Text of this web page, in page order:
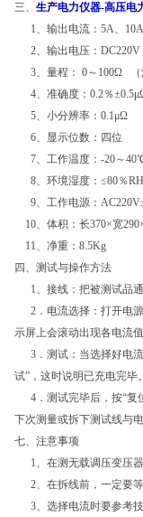
三、 生产电力仪器-高压电
1、输出电流：5A、
2、输出电压：DC220V
3、量程： 0～100Ω （
4、准确度：0.2％
5、小分辨率：0.1μΩ
6、显示位数：四位
7、工作温度：-20～
8、环境湿度：≤80％
9、工作电源：
10、体积：长370×宽
11、净重：8.5Kg
四、测试与操作方法
1、接线：把被测试品通
2．电流选择：打开电源
示屏上会滚动出现各电流
3．测试：当选择好电流
试”，这时说明已充电完
4．测试完毕后，按“复
下次测量或拆下测试线与
七、注意事项
1、在测无载调压变压器
2、在拆线前，一定要等
3、选择电流时要参考技